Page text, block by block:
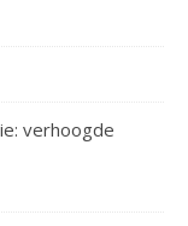
verhoogde